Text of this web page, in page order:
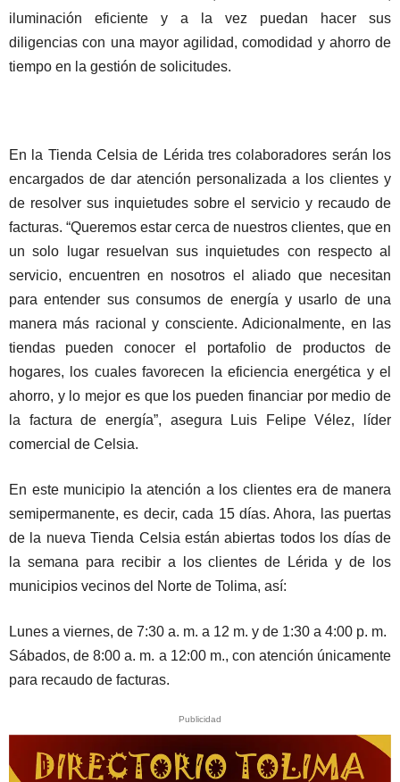
iluminación eficiente y a la vez puedan hacer sus
diligencias con una mayor agilidad, comodidad y ahorro de
tiempo en la gestión de solicitudes.
En la Tienda Celsia de Lérida tres colaboradores serán los
encargados de dar atención personalizada a los clientes y
de resolver sus inquietudes sobre el servicio y recaudo de
facturas. “Queremos estar cerca de nuestros clientes, que en
un solo lugar resuelvan sus inquietudes con respecto al
servicio, encuentren en nosotros el aliado que necesitan
para entender sus consumos de energía y usarlo de una
manera más racional y consciente. Adicionalmente, en las
tiendas pueden conocer el portafolio de productos de
hogares, los cuales favorecen la eficiencia energética y el
ahorro, y lo mejor es que los pueden financiar por medio de
la factura de energía”, asegura Luis Felipe Vélez, líder
comercial de Celsia.
En este municipio la atención a los clientes era de manera
semipermanente, es decir, cada 15 días. Ahora, las puertas
de la nueva Tienda Celsia están abiertas todos los días de
la semana para recibir a los clientes de Lérida y de los
municipios vecinos del Norte de Tolima, así:
Lunes a viernes, de 7:30 a. m. a 12 m. y de 1:30 a 4:00 p. m.
Sábados, de 8:00 a. m. a 12:00 m., con atención únicamente
para recaudo de facturas.
Publicidad